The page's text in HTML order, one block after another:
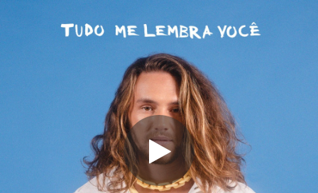
You're all set!
Tudo Me Lembra Você
Tudo Me Lembra Você